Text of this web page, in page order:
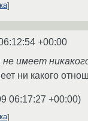
+00:00
имеет
ни какого
06:17:27 +00:00)